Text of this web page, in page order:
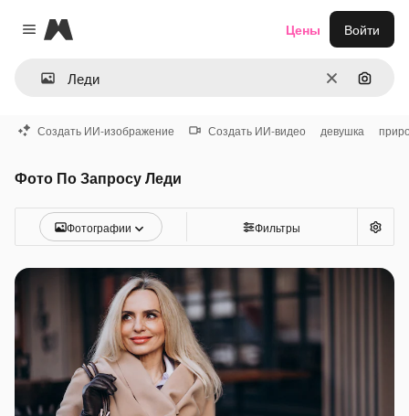
Close menu
Magnific
ОчиститьПоиск
Цены Войти
Создать ИИ-изображение Создать ИИ-видео девушка
Фото По Запросу Леди
Фотографии Фильтры